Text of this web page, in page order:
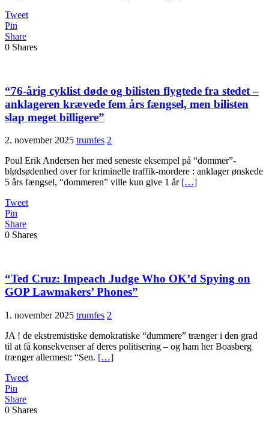
Tweet
Pin
Share
0 Shares
“76-årig cyklist døde og bilisten flygtede fra stedet –
anklageren krævede fem års fængsel, men bilisten
slap meget billigere”
2. november 2025 trumfes 2
Poul Erik Andersen her med seneste eksempel på “dommer”-
blødsødenhed over for kriminelle traffik-mordere : anklager ønskede
5 års fængsel, “dommeren” ville kun give 1 år […]
Tweet
Pin
Share
0 Shares
“Ted Cruz: Impeach Judge Who OK’d Spying on
GOP Lawmakers’ Phones”
1. november 2025 trumfes 2
JA ! de ekstremistiske demokratiske “dummere” trænger i den grad
til at få konsekvenser af deres politisering – og ham her Boasberg
trænger allermest: “Sen. […]
Tweet
Pin
Share
0 Shares